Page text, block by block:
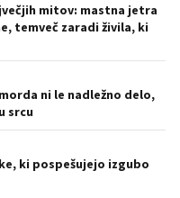
mitov: mastna jetra
temveč zaradi živila, ki
ni le nadležno delo,
srcu
ki pospešujejo izgubo